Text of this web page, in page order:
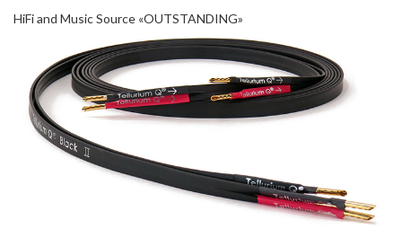
HiFi and Music Source «OUTSTANDING»